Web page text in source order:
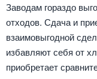
Заводам гораздо
отходов. Сдача и
взаимовыгодной
избавляют себя от
приобретает